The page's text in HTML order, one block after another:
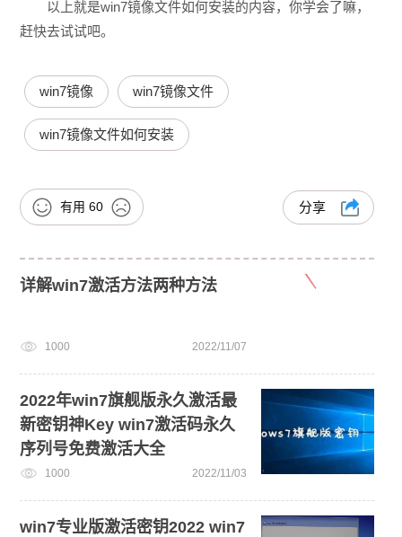
以上就是win7镜像文件如何安装的内容，你学会了嘛，
赶快去试试吧。
win7镜像 win7镜像文件
win7镜像文件如何安装
有用 60 分享
详解win7激活方法两种方法
1000 2022/11/07
2022年win7旗舰版永久激活最
新密钥神Key win7激活码永久
序列号免费激活大全
1000 2022/11/03
win7专业版激活密钥2022 win7